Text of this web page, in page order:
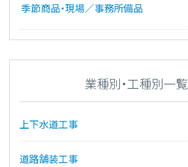
季節商品・現場／事務所備品
業種別・工種別一覧
上下水道工事
道路舗装工事